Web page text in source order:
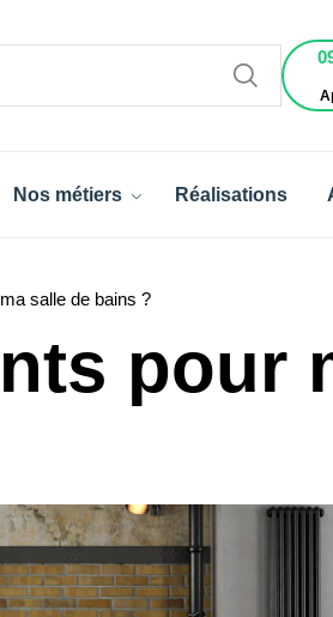
Nos métiers Réalisations
salle de bains ?
pour